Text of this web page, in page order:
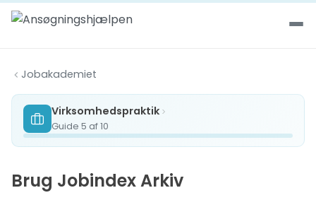
Spring til indhold
Jobakademiet
Virksomhedspraktik
Guide 5 af 10
Brug Jobindex Arkiv